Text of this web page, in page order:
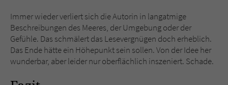
Immer wieder verliert sich die Autorin in langatmige
Beschreibungen des Meeres, der Umgebung oder der
Gefühle. Das schmälert das Lesevergnügen doch erheblich.
Das Ende hätte ein Höhepunkt sein sollen. Von der Idee her
wunderbar, aber leider nur oberflächlich inszeniert. Schade.